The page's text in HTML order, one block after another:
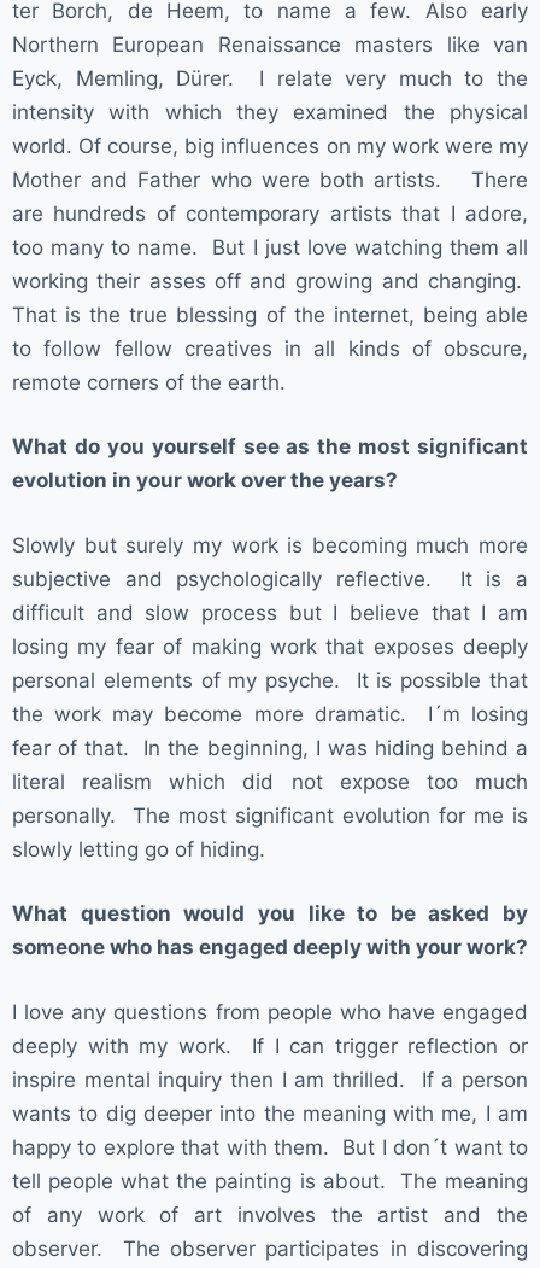
ter Borch, de Heem, to name a few. Also early
Northern European Renaissance masters like van
Eyck, Memling, Dürer. I relate very much to the
intensity with which they examined the physical
world. Of course, big influences on my work were my
Mother and Father who were both artists. There
are hundreds of contemporary artists that I adore,
too many to name. But I just love watching them all
working their asses off and growing and changing.
That is the true blessing of the internet, being able
to follow fellow creatives in all kinds of obscure,
remote corners of the earth.
What do you yourself see as the most significant
evolution in your work over the years?
Slowly but surely my work is becoming much more
subjective and psychologically reflective. It is a
difficult and slow process but I believe that I am
losing my fear of making work that exposes deeply
personal elements of my psyche. It is possible that
the work may become more dramatic. I´m losing
fear of that. In the beginning, I was hiding behind a
literal realism which did not expose too much
personally. The most significant evolution for me is
slowly letting go of hiding.
What question would you like to be asked by
someone who has engaged deeply with your work?
I love any questions from people who have engaged
deeply with my work. If I can trigger reflection or
inspire mental inquiry then I am thrilled. If a person
wants to dig deeper into the meaning with me, I am
happy to explore that with them. But I don´t want to
tell people what the painting is about. The meaning
of any work of art involves the artist and the
observer. The observer participates in discovering